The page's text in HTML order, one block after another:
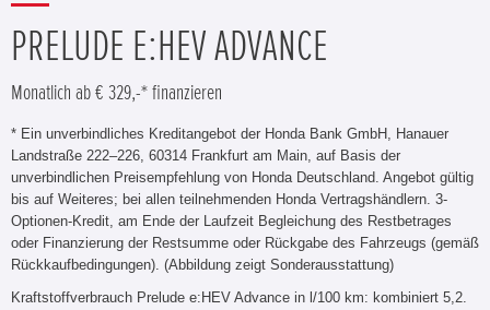
PRELUDE E:HEV ADVANCE
Monatlich ab € 329,-* finanzieren
* Ein unverbindliches Kreditangebot der Honda Bank GmbH, Hanauer
Landstraße 222–226, 60314 Frankfurt am Main, auf Basis der
unverbindlichen Preisempfehlung von Honda Deutschland. Angebot gültig
bis auf Weiteres; bei allen teilnehmenden Honda Vertragshändlern. 3-
Optionen-Kredit, am Ende der Laufzeit Begleichung des Restbetrages
oder Finanzierung der Restsumme oder Rückgabe des Fahrzeugs (gemäß
Rückkaufbedingungen). (Abbildung zeigt Sonderausstattung)
Kraftstoffverbrauch Prelude e:HEV Advance in l/100 km: kombiniert 5,2.